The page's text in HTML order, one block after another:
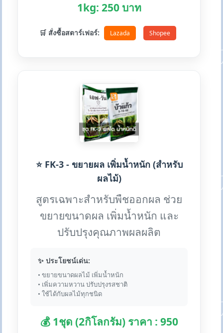
1kg: 250 บาท
🛒 สั่งซื้อสตาร์เฟอร์: Lazada Shopee
⭐ FK-3 - ขยายผล เพิ่มน้ำหนัก (สำหรับ
ผลไม้)
สูตรเฉพาะสำหรับพืชออกผล ช่วย
ขยายขนาดผล เพิ่มน้ำหนัก และ
ปรับปรุงคุณภาพผลผลิต
✨ ประโยชน์เด่น:
• ขยายขนาดผลไม้ เพิ่มน้ำหนัก
• เพิ่มความหวาน ปรับปรุงรสชาติ
• ใช้ได้กับผลไม้ทุกชนิด
💰 1ชุด (2กิโลกรัม) ราคา : 950